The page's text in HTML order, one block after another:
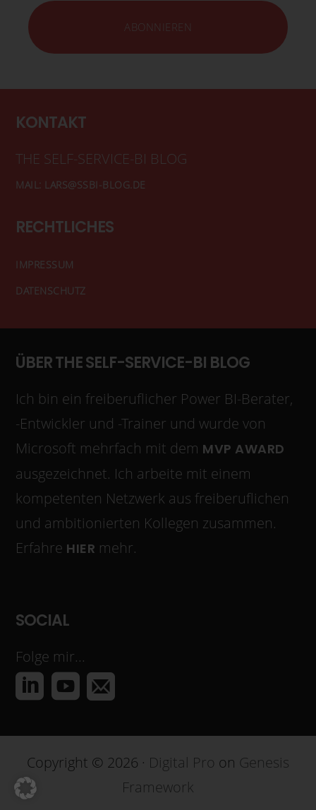
KONTAKT
THE SELF-SERVICE-BI BLOG
MAIL: LARS@SSBI-BLOG.DE
RECHTLICHES
IMPRESSUM
DATENSCHUTZ
ÜBER THE SELF-SERVICE-BI BLOG
Ich bin ein freiberuflicher Power BI-Berater,
-Entwickler und -Trainer und wurde von
Microsoft mehrfach mit dem MVP AWARD
ausgezeichnet. Ich arbeite mit einem
kompetenten Netzwerk aus freiberuflichen
und ambitionierten Kollegen zusammen.
Erfahre HIER mehr.
SOCIAL
Folge mir...
Copyright © 2026 · Digital Pro on Genesis
Framework